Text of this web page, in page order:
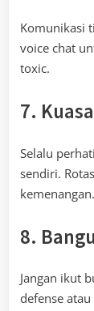
Komunikasi
voice chat
toxic.
7.
Selalu
sendiri.
kemenangan.
8.
Jangan ikut
defense